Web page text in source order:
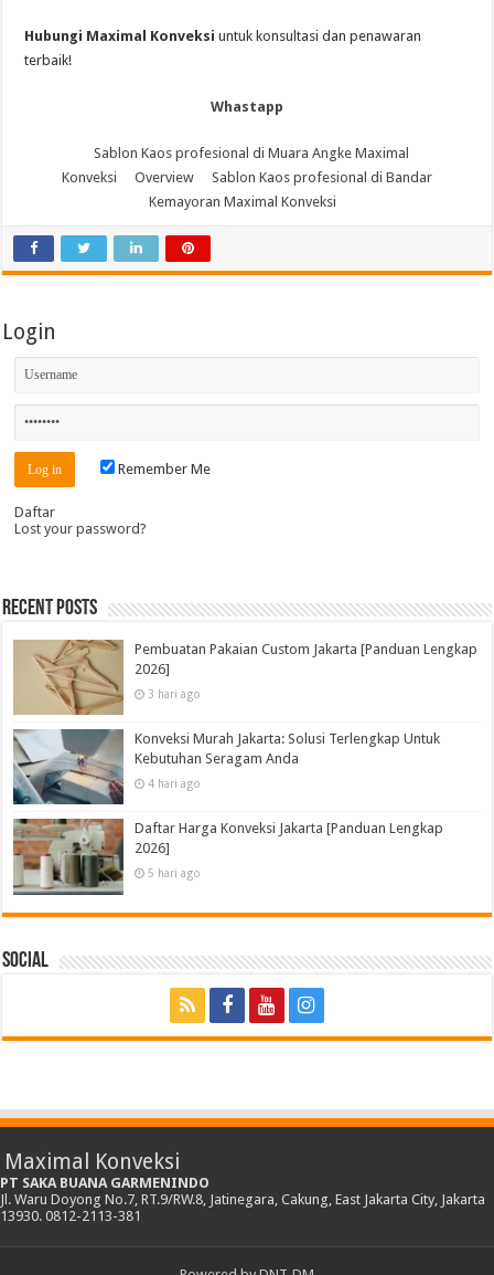
Hubungi Maximal Konveksi untuk konsultasi dan penawaran
terbaik!
Whastapp
Sablon Kaos profesional di Muara Angke Maximal
Konveksi
Overview
Sablon Kaos profesional di Bandar
Kemayoran Maximal Konveksi
Login
Remember Me
Daftar
Lost your password?
Recent Posts
Pembuatan Pakaian Custom Jakarta [Panduan Lengkap
2026]
3 hari ago
Konveksi Murah Jakarta: Solusi Terlengkap Untuk
Kebutuhan Seragam Anda
4 hari ago
Daftar Harga Konveksi Jakarta [Panduan Lengkap
2026]
5 hari ago
Social
Maximal Konveksi
PT SAKA BUANA GARMENINDO
Jl. Waru Doyong No.7, RT.9/RW.8, Jatinegara, Cakung, East Jakarta City, Jakarta
13930. 0812-2113-381